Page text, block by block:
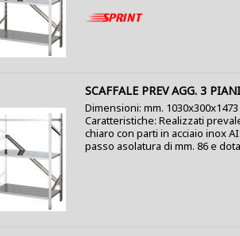
SCAFFALE PREV AGG. 3
Dimensioni: mm. 1030x300x1473
Caratteristiche: Realizzati
chiaro con parti in acciaio inox
passo asolatura di mm. 86 e